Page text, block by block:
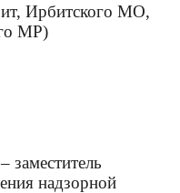
Ирбитского МО,
МР)
заместитель
надзорной